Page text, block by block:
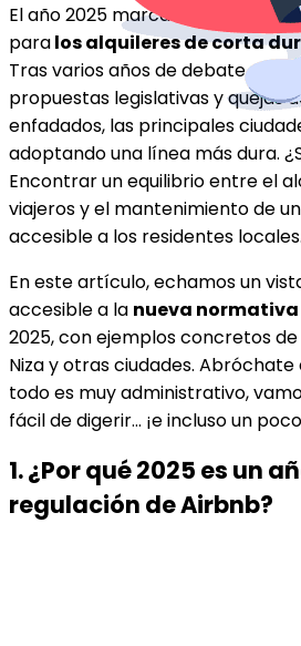
El año 2025 marca un importante
paralos alquileres de corta
Tras varios años de debate
propuestas legislativas y quejas
enfadados, las principales
adoptando una línea más dura.
Encontrar un equilibrio entre el
viajeros y el mantenimiento de
accesible a los residentes locales.
En este artículo, echamos un
accesible a la nueva normativa
2025, con ejemplos concretos de
Niza y otras ciudades.
todo es muy administrativo,
fácil de digerir… ¡e incluso un
1. ¿Por qué 2025 es un
regulación de Airbnb?